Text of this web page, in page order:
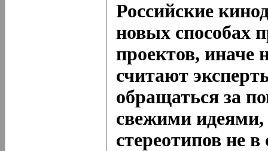
Российские
новых способах
проектов,
считают
обращаться за
свежими идеями,
стереотипов не в